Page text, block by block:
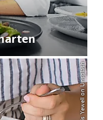
© Travis Yewell on Unsplash